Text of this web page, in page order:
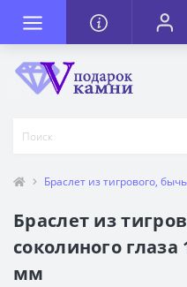
Браслет из тигрового,
Браслет из
соколиного глаза
мм